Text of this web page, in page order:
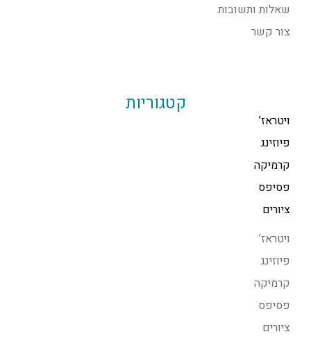
שאלות ותשובות
צור קשר
קטגוריות
ויטראז’
פיוזינג
קרמיקה
פסיפס
ציורים
ויטראז’
פיוזינג
קרמיקה
פסיפס
ציורים